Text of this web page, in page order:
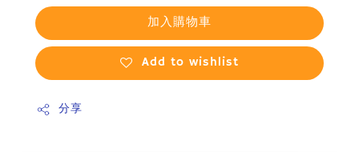
加入購物車
Add to wishlist
分享